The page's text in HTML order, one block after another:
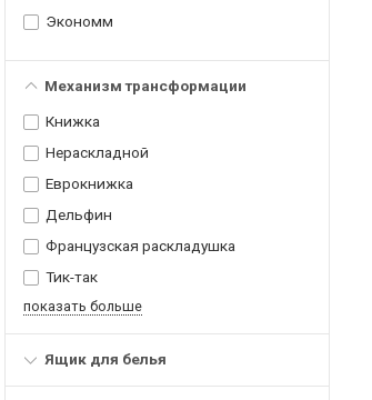
Экономм
Механизм трансформации
Книжка
Нераскладной
Еврокнижка
Дельфин
Французская раскладушка
Тик-так
показать больше
Ящик для белья